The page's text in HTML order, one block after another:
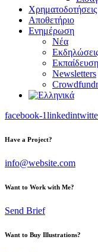
Χρηματοδοτήσεις
Αποθετήριο
Ενημέρωση
Νέα
Εκπαίδευση
Newsletters
facebook-1linkedin
Have a Project?
info@website.com
Want to Work with Me?
Send Brief
Want to Buy Illustrations?